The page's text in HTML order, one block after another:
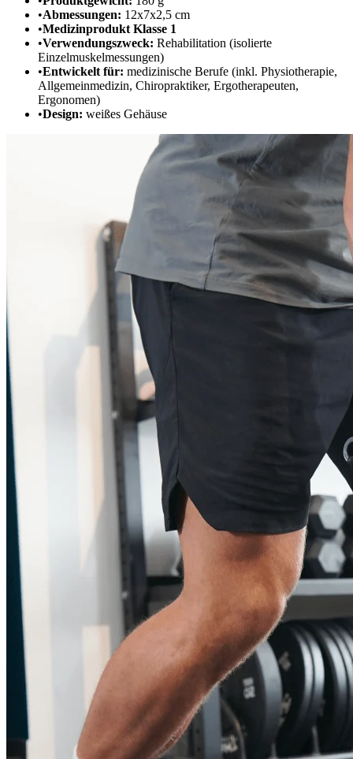
•Abmessungen: 12x7x2,5 cm
•Medizinprodukt Klasse 1
•Verwendungszweck: Rehabilitation (isolierte
Einzelmuskelmessungen)
•Entwickelt für: medizinische Berufe (inkl. Physiotherapie,
Allgemeinmedizin, Chiropraktiker, Ergotherapeuten,
Ergonomen)
•Design: weißes Gehäuse